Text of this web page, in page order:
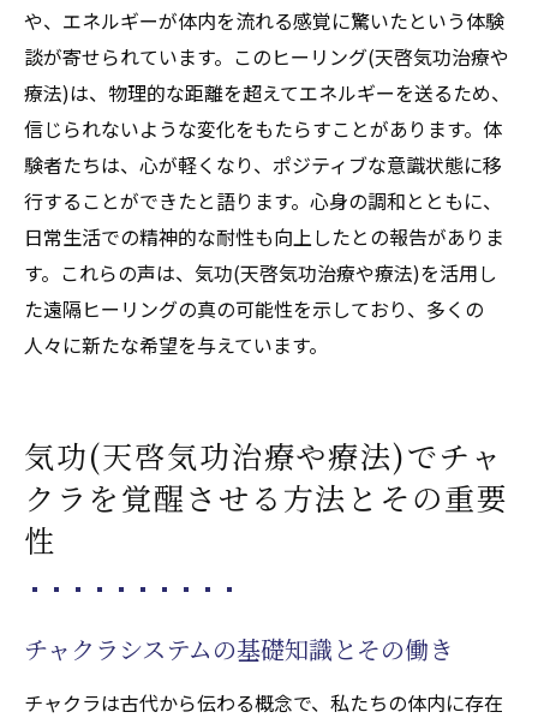
や、エネルギーが体内を流れる感覚に驚いたという体験
談が寄せられています。このヒーリング(天啓気功治療や
療法)は、物理的な距離を超えてエネルギーを送るため、
信じられないような変化をもたらすことがあります。体
験者たちは、心が軽くなり、ポジティブな意識状態に移
行することができたと語ります。心身の調和とともに、
日常生活での精神的な耐性も向上したとの報告がありま
す。これらの声は、気功(天啓気功治療や療法)を活用し
た遠隔ヒーリングの真の可能性を示しており、多くの
人々に新たな希望を与えています。
気功(天啓気功治療や療法)でチャ
クラを覚醒させる方法とその重要
性
チャクラシステムの基礎知識とその働き
チャクラは古代から伝わる概念で、私たちの体内に存在